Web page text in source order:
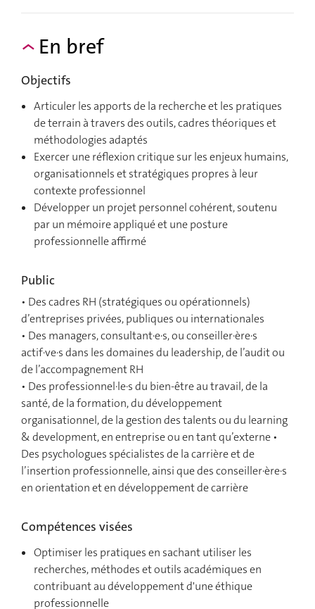
En bref
Objectifs
Articuler les apports de la recherche et les pratiques
de terrain à travers des outils, cadres théoriques et
méthodologies adaptés
Exercer une réflexion critique sur les enjeux humains,
organisationnels et stratégiques propres à leur
contexte professionnel
Développer un projet personnel cohérent, soutenu
par un mémoire appliqué et une posture
professionnelle affirmé
Public
• Des cadres RH (stratégiques ou opérationnels)
d’entreprises privées, publiques ou internationales
• Des managers, consultant·e·s, ou conseiller·ère·s
actif·ve·s dans les domaines du leadership, de l’audit ou
de l’accompagnement RH
• Des professionnel·le·s du bien-être au travail, de la
santé, de la formation, du développement
organisationnel, de la gestion des talents ou du learning
& development, en entreprise ou en tant qu’externe•
Des psychologues spécialistes de la carrière et de
l’insertion professionnelle, ainsi que des conseiller·ère·s
en orientation et en développement de carrière
Compétences visées
Optimiser les pratiques en sachant utiliser les
recherches, méthodes et outils académiques en
contribuant au développement d'une éthique
professionnelle